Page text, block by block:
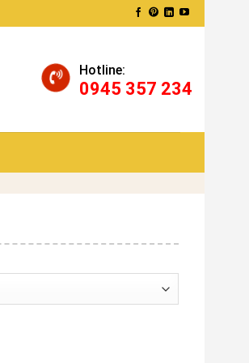
Hotline:
0945 357 234